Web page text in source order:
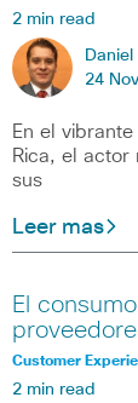
2 min read
24
En el
Rica, el actor
sus
Leer mas
El
Customer
2 min read